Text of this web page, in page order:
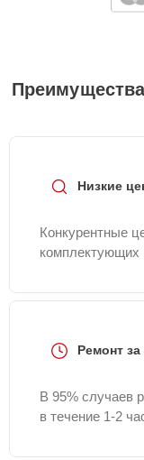
Низкие
Конкурентные
комплектующих
Ремонт за
В 95% случаев
в течение 1-2